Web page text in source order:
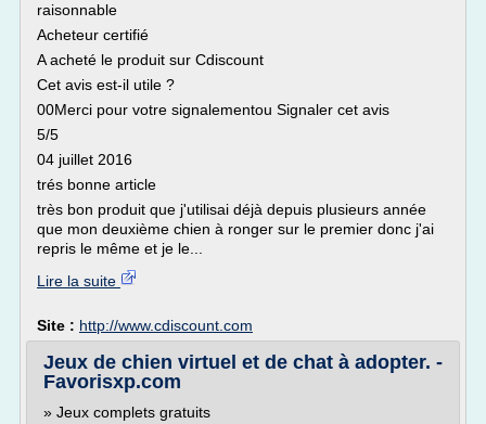
raisonnable
Acheteur certifié
A acheté le produit sur Cdiscount
Cet avis est-il utile ?
00Merci pour votre signalementou Signaler cet avis
5/5
04 juillet 2016
trés bonne article
très bon produit que j'utilisai déjà depuis plusieurs année
que mon deuxième chien à ronger sur le premier donc j'ai
repris le même et je le...
Lire la suite
Site : http://www.cdiscount.com
Jeux de chien virtuel et de chat à adopter. -
Favorisxp.com
» Jeux complets gratuits